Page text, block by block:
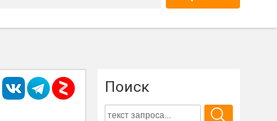
Поиск